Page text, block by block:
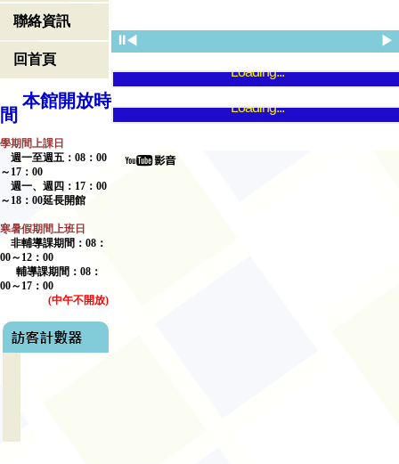
聯絡資訊
回首頁
本館開放時
間
學期間上課日
週一至週五： 08 ： 00
～ 17 ： 00
週一、週四： 17 ： 00
～ 18 ： 00延長開館
寒暑假期間上班日
非輔導課期間： 08 ：
00～ 12 ： 00
輔導課期間： 08 ：
00～17：00
(中午不開放)
⏸◀ ▶
Loading...
Loading...